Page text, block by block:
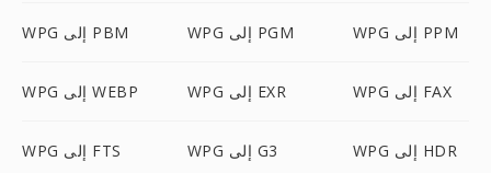
WPG إلى PBM WPG إلى PGM WPG إلى PPM
WPG إلى WEBP WPG إلى EXR WPG إلى FAX
WPG إلى FTS WPG إلى G3 WPG إلى HDR